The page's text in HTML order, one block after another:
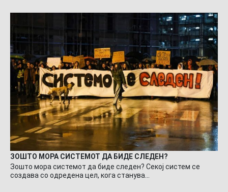
ЗОШТО МОРА СИСТЕМОТ ДА БИДЕ СЛЕДЕН?
Зошто мора системот да биде следен? Секој систем се
создава со одредена цел, кога станува…